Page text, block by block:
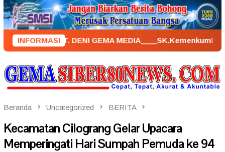
Loncat
ke
konten
INFORMASI
: PT. DENI GEMA MEDIA____SK.KemenkumHam : AHU
Beranda Uncategorized BERITA
Kecamatan Cilograng Gelar Upacara
Memperingati Hari Sumpah Pemuda ke 94